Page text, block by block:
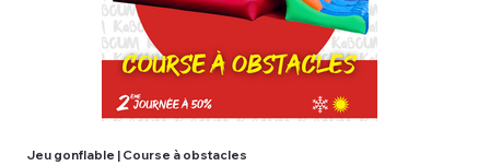
Jeu gonflable | Course à obstacles